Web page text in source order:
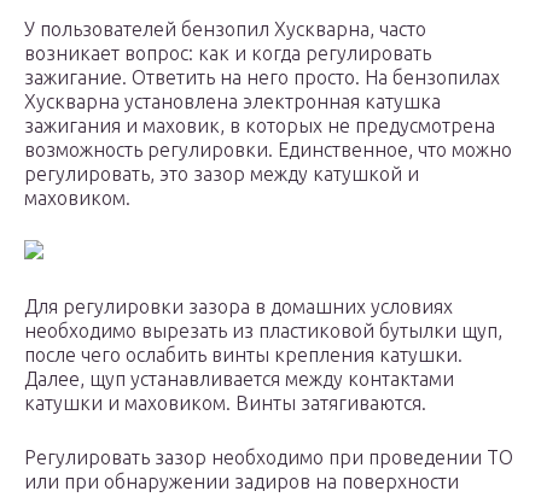
У пользователей бензопил Хускварна, часто
возникает вопрос: как и когда регулировать
зажигание. Ответить на него просто. На бензопилах
Хускварна установлена электронная катушка
зажигания и маховик, в которых не предусмотрена
возможность регулировки. Единственное, что можно
регулировать, это зазор между катушкой и
маховиком.
Для регулировки зазора в домашних условиях
необходимо вырезать из пластиковой бутылки щуп,
после чего ослабить винты крепления катушки.
Далее, щуп устанавливается между контактами
катушки и маховиком. Винты затягиваются.
Регулировать зазор необходимо при проведении ТО
или при обнаружении задиров на поверхности